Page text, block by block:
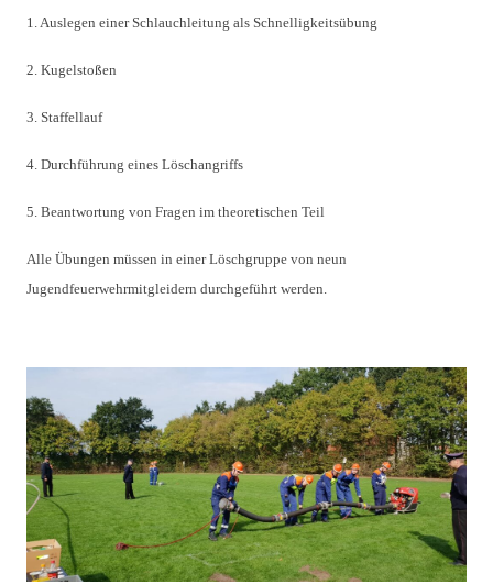
1. Auslegen einer Schlauchleitung als Schnelligkeitsübung
2. Kugelstoßen
3. Staffellauf
4. Durchführung eines Löschangriffs
5. Beantwortung von Fragen im theoretischen Teil
Alle Übungen müssen in einer Löschgruppe von neun
Jugendfeuerwehrmitgleidern durchgeführt werden.